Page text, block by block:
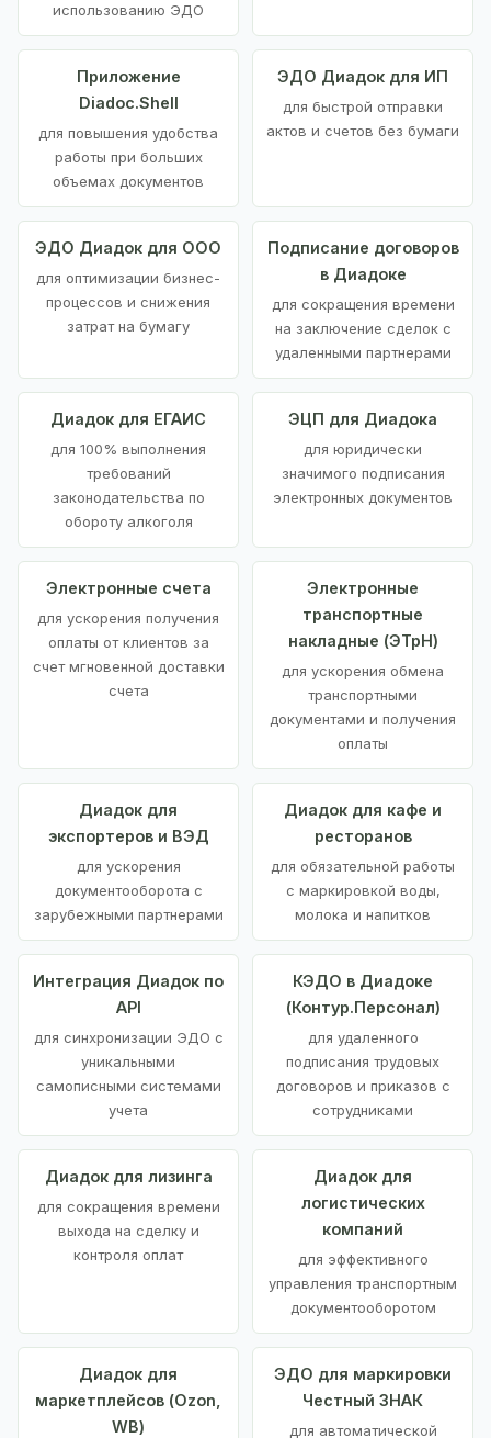
использованию ЭДО
Приложение
Diadoc.Shell
для повышения удобства
работы при больших
объемах документов
ЭДО Диадок для ИП
для быстрой отправки
актов и счетов без бумаги
ЭДО Диадок для ООО
для оптимизации бизнес-
процессов и снижения
затрат на бумагу
Подписание договоров
в Диадоке
для сокращения времени
на заключение сделок с
удаленными партнерами
Диадок для ЕГАИС
для 100% выполнения
требований
законодательства по
обороту алкоголя
ЭЦП для Диадока
для юридически
значимого подписания
электронных документов
Электронные счета
для ускорения получения
оплаты от клиентов за
счет мгновенной доставки
счета
Электронные
транспортные
накладные (ЭТрН)
для ускорения обмена
транспортными
документами и получения
оплаты
Диадок для
экспортеров и ВЭД
для ускорения
документооборота с
зарубежными партнерами
Диадок для кафе и
ресторанов
для обязательной работы
с маркировкой воды,
молока и напитков
Интеграция Диадок по
API
для синхронизации ЭДО с
уникальными
самописными системами
учета
КЭДО в Диадоке
(Контур.Персонал)
для удаленного
подписания трудовых
договоров и приказов с
сотрудниками
Диадок для лизинга
для сокращения времени
выхода на сделку и
контроля оплат
Диадок для
логистических
компаний
для эффективного
управления транспортным
документооборотом
Диадок для
маркетплейсов (Ozon,
WB)
ЭДО для маркировки
Честный ЗНАК
для автоматической